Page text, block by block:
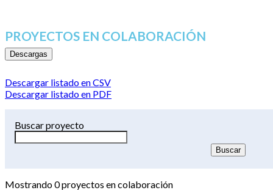
PROYECTOS EN COLABORACIÓN
Descargas
Descargar listado en CSV
Descargar listado en PDF
Buscar proyecto
Mostrando0proyectos en colaboración